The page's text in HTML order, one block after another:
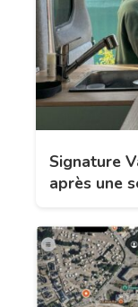
Signature
après une